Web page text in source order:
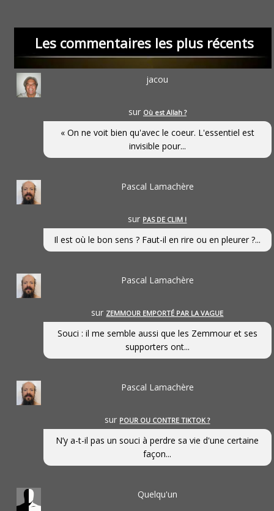
Les commentaires les plus récents
jacou
sur Où est Allah ?
« On ne voit bien qu'avec le coeur. L'essentiel est
invisible pour...
Pascal Lamachère
sur PAS DE CLIM !
Il est où le bon sens ? Faut-il en rire ou en pleurer ?...
Pascal Lamachère
sur ZEMMOUR EMPORTÉ PAR LA VAGUE
Souci : il me semble aussi que les Zemmour et ses
supporters ont...
Pascal Lamachère
sur POUR OU CONTRE TIKTOK ?
N’y a-t-il pas un souci à perdre sa vie d'une certaine
façon...
Quelqu'un